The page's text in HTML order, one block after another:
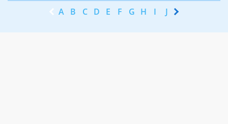
A B C D E F G H I J K